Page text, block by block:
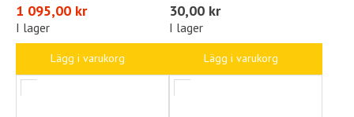
1 095,00 kr
I lager
Lägg i varukorg
30,00 kr
I lager
Lägg i varukorg